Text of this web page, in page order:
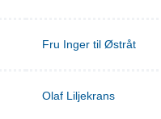
Fru Inger til Østråt
Olaf Liljekrans